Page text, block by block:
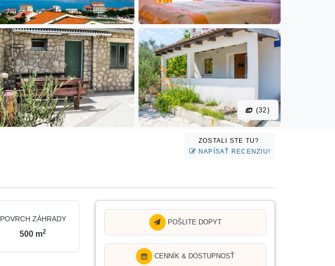
(32)
ZOSTALI STE TU?
NAPÍSAŤ RECENZIU!
POVRCH ZÁHRADY
500 m2
POŠLITE DOPYT
CENNÍK & DOSTUPNOSŤ